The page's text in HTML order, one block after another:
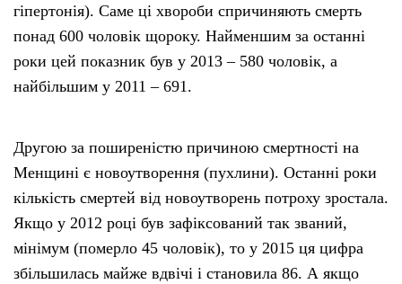
гіпертонія). Саме ці хвороби спричиняють смерть
понад 600 чоловік щороку. Найменшим за останні
роки цей показник був у 2013 – 580 чоловік, а
найбільшим у 2011 – 691.
Другою за поширеністю причиною смертності на
Менщині є новоутворення (пухлини). Останні роки
кількість смертей від новоутворень потроху зростала.
Якщо у 2012 році був зафіксований так званий,
мінімум (померло 45 чоловік), то у 2015 ця цифра
збільшилась майже вдвічі і становила 86. А якщо